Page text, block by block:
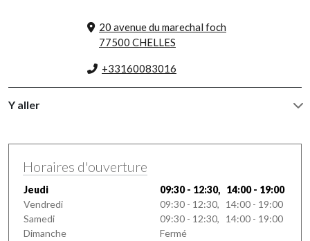
20 avenue du marechal foch
77500 CHELLES
+33160083016
Y aller
Horaires d'ouverture
Jeudi
09:30 - 12:30, 14:00 - 19:00
Vendredi
09:30 - 12:30, 14:00 - 19:00
Samedi
09:30 - 12:30, 14:00 - 19:00
Dimanche
Fermé